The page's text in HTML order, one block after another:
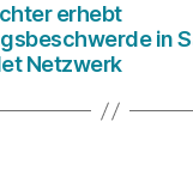
erhebt
in
Netzwerk